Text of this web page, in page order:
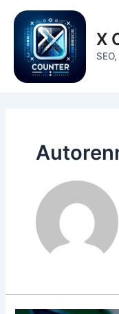
Inhalt
springen
X